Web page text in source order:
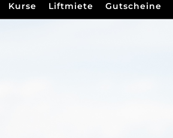
Kurse Liftmiete Gutscheine